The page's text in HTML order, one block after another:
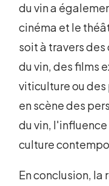
du vin a
cinéma et le
soit à travers
du vin, des films
viticulture ou
en scène des
du vin,
culture
En conclusion, la